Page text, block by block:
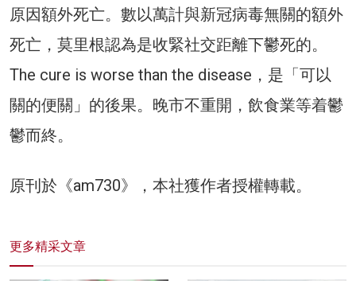
原因額外死亡。數以萬計與新冠病毒無關的額外
死亡，莫里根認為是收緊社交距離下鬱死的。
The cure is worse than the disease，是「可以
關的便關」的後果。晚市不重開，飲食業等着鬱
鬱而終。
原刊於《am730》，本社獲作者授權轉載。
更多精采文章